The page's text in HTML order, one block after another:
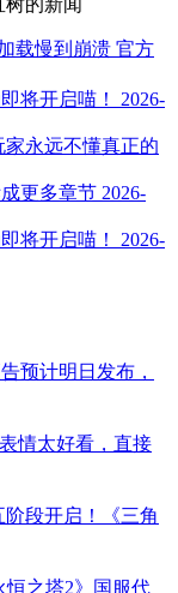
载慢到崩溃 官方
将开启喵！
2026-
永远不懂真正的
更多章节 2026-
将开启喵！
2026-
预计明日发布，
情太好看，直接
段开启！《三角
恒之塔2》国服代